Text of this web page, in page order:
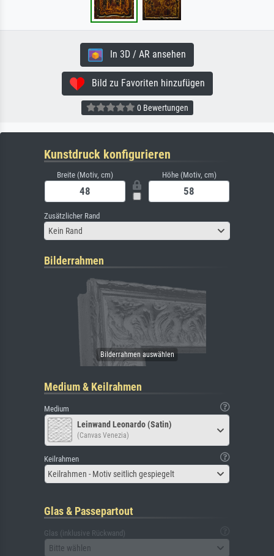
In 3D / AR ansehen
Bild zu Favoriten hinzufügen
0 Bewertungen
Kunstdruck konfigurieren
Breite (Motiv, cm) Höhe (Motiv, cm)
Zusätzlicher Rand
Kein Rand
Bilderrahmen
Medium & Keilrahmen
Medium
Leinwand Leonardo (Satin)
(Canvas Venezia)
Keilrahmen
Keilrahmen - Motiv seitlich gespiegelt
Glas & Passepartout
Glas (inklusive Rückwand)
Bitte wählen